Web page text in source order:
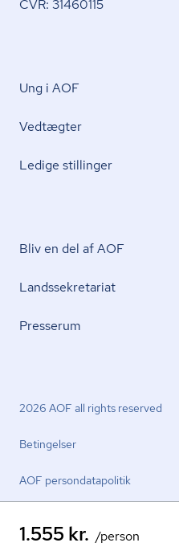
1.555 kr. /person
CVR: 31460115
Ung i AOF
Vedtægter
Ledige stillinger
Bliv en del af AOF
Lands­se­kre­ta­ri­at
Presserum
2026 AOF all rights reserved
Betingelser
AOF per­son­da­ta­po­li­tik
facebook.comyoutube.comlinkedin.com